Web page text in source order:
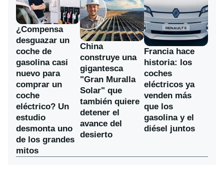
¿Compensa
desguazar un
coche de
gasolina casi
nuevo para
comprar un
coche
eléctrico? Un
estudio
desmonta uno
de los grandes
mitos
China
construye una
gigantesca
"Gran Muralla
Solar" que
también quiere
detener el
avance del
desierto
Francia hace
historia: los
coches
eléctricos ya
venden más
que los
gasolina y el
diésel juntos